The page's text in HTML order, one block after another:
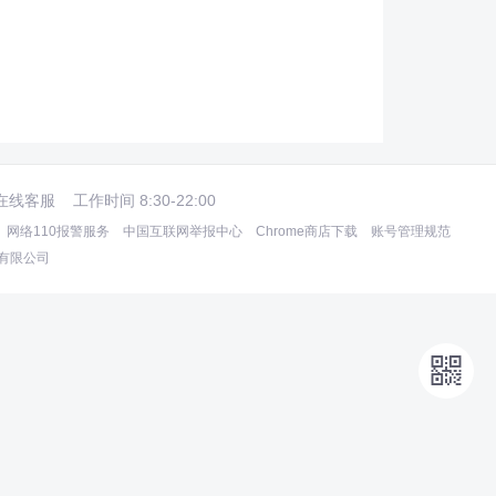

线客服 工作时间 8:30-22:00
网络110报警服务 中国互联网举报中心 Chrome商店下载
账号管理规范
限公司